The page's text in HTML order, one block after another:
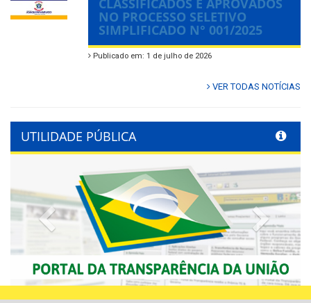
NO PROCESSO SELETIVO
SIMPLIFICADO N° 001/2025
Publicado em: 1 de julho de 2026
VER TODAS NOTÍCIAS
UTILIDADE PÚBLICA
Previous Next